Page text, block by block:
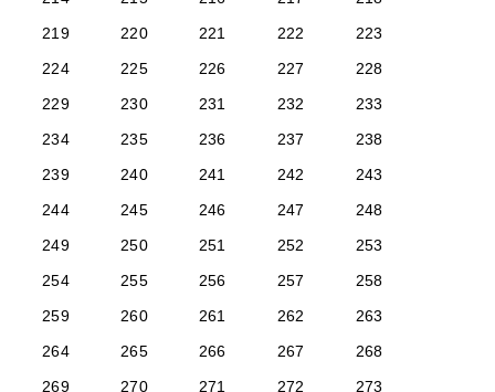
219
220 221 222
223
224
225 226 227
228
229
230 231 232
233
234
235 236 237
238
239
240 241 242
243
244
245 246 247
248
249
250 251 252
253
254
255 256 257
258
259
260 261 262
263
264
265 266 267
268
269
270 271 272
273